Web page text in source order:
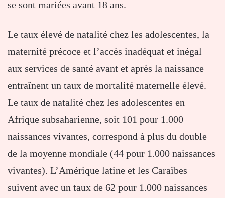
se sont mariées avant 18 ans.
Le taux élevé de natalité chez les adolescentes, la
maternité précoce et l’accès inadéquat et inégal
aux services de santé avant et après la naissance
entraînent un taux de mortalité maternelle élevé.
Le taux de natalité chez les adolescentes en
Afrique subsaharienne, soit 101 pour 1.000
naissances vivantes, correspond à plus du double
de la moyenne mondiale (44 pour 1.000 naissances
vivantes). L’Amérique latine et les Caraïbes
suivent avec un taux de 62 pour 1.000 naissances